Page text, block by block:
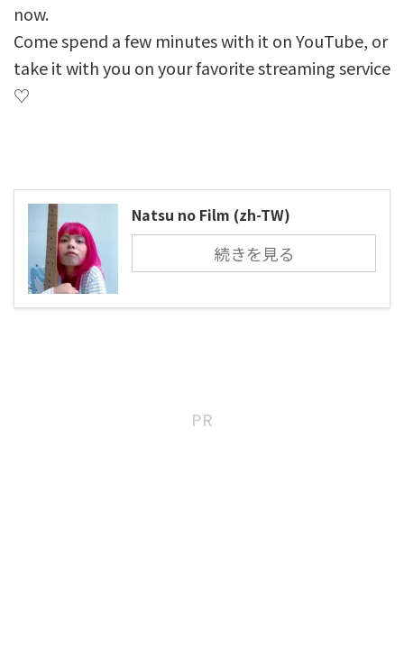
now.
Come spend a few minutes with it on YouTube, or
take it with you on your favorite streaming service
♡
Natsu no Film (zh-TW)
続きを見る
PR